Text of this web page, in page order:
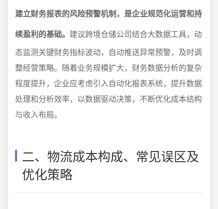
建立财务报表的风险预警机制，是企业规范化运营和持
续盈利的基础。 建议跨境仓储公司结合大数据工具，动
态监测关键财务指标波动，自动推送异常预警，及时调
整经营策略。随着业务规模扩大，财务数据分析的复杂
程度提升，企业应考虑引入自动化报表系统，提升数据
处理和分析效率，以数据驱动决策，不断优化成本结构
与收入布局。
二、物流成本构成、常见误区及
优化策略